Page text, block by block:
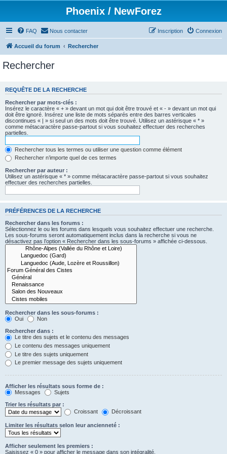
Phoenix / NewForez
FAQ Nous contacter Connexion
Inscription
Accueil du forum Rechercher
Rechercher
REQUÊTE DE LA RECHERCHE
Rechercher par mots-clés :
Insérez le caractère « + » devant un mot qui doit être trouvé et « - » devant un mot qui
doit être ignoré. Insérez une liste de mots séparés entre des barres verticales
discontinues « | » si seul un des mots doit être trouvé. Utilisez un astérisque « * »
comme métacaractère passe-partout si vous souhaitez effectuer des recherches
partielles.
Rechercher tous les termes ou utiliser une question comme élément
Rechercher n’importe quel de ces termes
Rechercher par auteur :
Utilisez un astérisque « * » comme métacaractère passe-partout si vous souhaitez
effectuer des recherches partielles.
PRÉFÉRENCES DE LA RECHERCHE
Rechercher dans les forums :
Sélectionnez le ou les forums dans lesquels vous souhaitez effectuer une recherche.
Les sous-forums seront automatiquement inclus dans la recherche si vous ne
désactivez pas l’option « Rechercher dans les sous-forums » affichée ci-dessous.
Rechercher dans les sous-forums :
Oui
Non
Rechercher dans :
Le titre des sujets et le contenu des messages
Le contenu des messages uniquement
Le titre des sujets uniquement
Le premier message des sujets uniquement
Afficher les résultats sous forme de :
Messages
Sujets
Trier les résultats par :
Croissant
Décroissant
Limiter les résultats selon leur ancienneté :
Afficher seulement les premiers :
Saisissez « 0 » pour afficher le message dans son intégralité.